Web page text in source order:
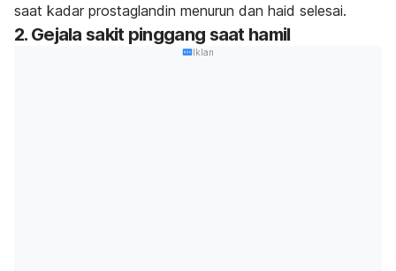
saat kadar prostaglandin menurun dan haid selesai.
2. Gejala sakit pinggang saat hamil
Iklan